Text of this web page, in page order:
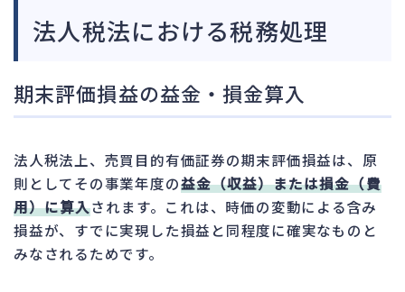
法人税法における税務処理
期末評価損益の益金・損金算入
法人税法上、売買目的有価証券の期末評価損益は、原
則としてその事業年度の益金（収益）または損金（費
用）に算入されます。これは、時価の変動による含み
損益が、すでに実現した損益と同程度に確実なものと
みなされるためです。